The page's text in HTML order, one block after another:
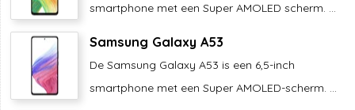
smartphone met een Super AMOLED scherm. ...
Samsung Galaxy A53
De Samsung Galaxy A53 is een 6,5-inch
smartphone met een Super AMOLED-scherm. ...